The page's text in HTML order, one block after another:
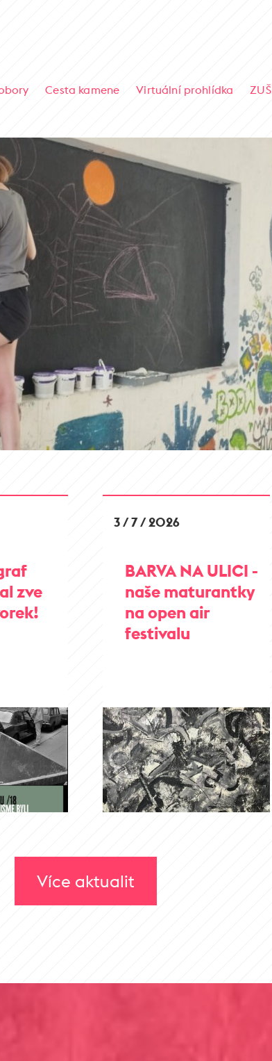
Cesta kamene Virtuální prohlídka ZUŠ
zve
3 / 7 / 2026
BARVA NA ULICI -
naše maturantky
na open air
festivalu
Více aktualit